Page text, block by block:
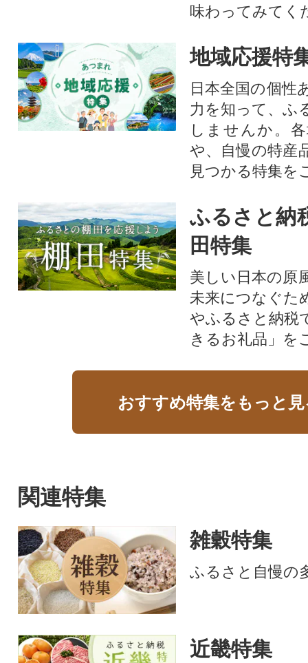
味わってみてく
地域応援特
日本全国の個性
力を知って、ふ
しませんか。
や、自慢の特産
見つかる特集を
ふるさと納
田特集
美しい日本の原
未来につなぐた
やふるさと納税
きるお礼品」を
おすすめ特集をもっと
関連特集
雑穀特集
ふるさと自慢の
近畿特集